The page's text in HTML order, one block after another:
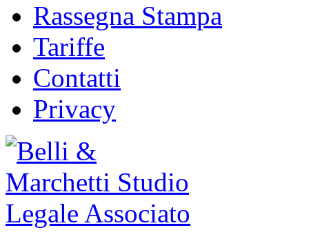
Rassegna Stampa
Tariffe
Contatti
Privacy